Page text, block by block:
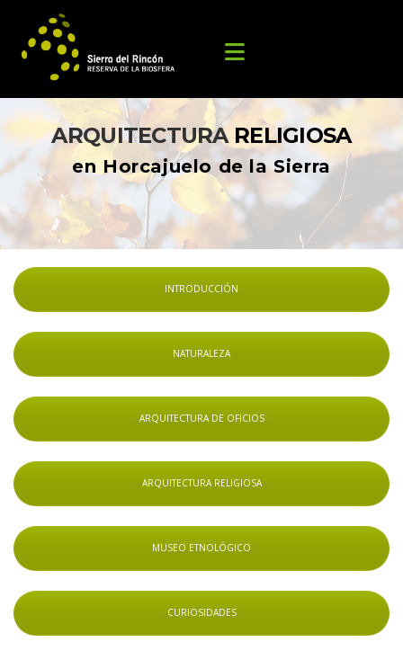
ARQUITECTURA RELIGIOSA
en Horcajuelo de la Sierra
INTRODUCCIÓN
NATURALEZA
ARQUITECTURA DE OFICIOS
ARQUITECTURA RELIGIOSA
MUSEO ETNOLÓGICO
CURIOSIDADES